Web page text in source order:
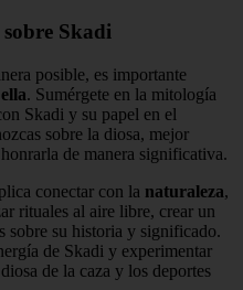
Skadi
posible, es importante
. Sumérgete en la mitología
Skadi y su papel en el
sobre la diosa, mejor
de manera significativa.
conectar con la naturaleza,
rituales al aire libre, crear un
sobre su historia y significado.
de Skadi y experimentar
de la caza y los deportes